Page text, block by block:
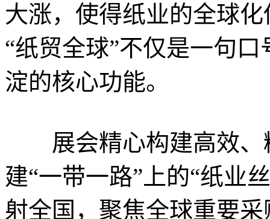
大涨，使得纸业的全球
“纸贸全球”不仅是一句
淀的核心功能。
展会精心构建高效、
建“一带一路”上的“纸业
射全国，聚焦全球重要